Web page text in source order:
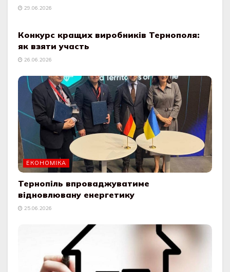
29.06.2026
Конкурс кращих виробників Тернополя:
як взяти участь
26.06.2026
ЕКОНОМІКА
Тернопіль впроваджуватиме
відновлювану енергетику
25.06.2026